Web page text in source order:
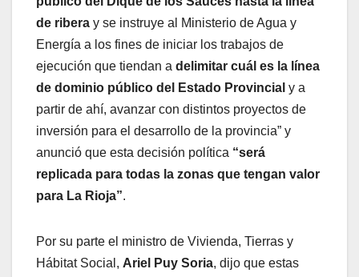
de ribera y se instruye al Ministerio de Agua y
Energía a los fines de iniciar los trabajos de
ejecución que tiendan a delimitar cuál es la línea
de dominio público del Estado Provincial y a
partir de ahí, avanzar con distintos proyectos de
inversión para el desarrollo de la provincia” y
anunció que esta decisión política “será
replicada para todas la zonas que tengan valor
para La Rioja”.
Por su parte el ministro de Vivienda, Tierras y
Hábitat Social, Ariel Puy Soria, dijo que estas